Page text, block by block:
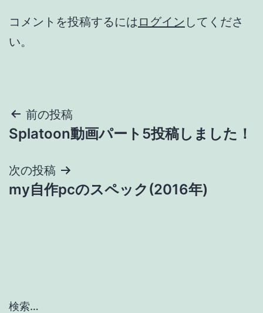
コメントを投稿するには ログイン してくださ
い。
投
稿
ナ
ビ
ョ
前の投稿
Splatoon動画パート5投稿しました！
次の投稿
my自作pcのスペック(2016年)
検索…